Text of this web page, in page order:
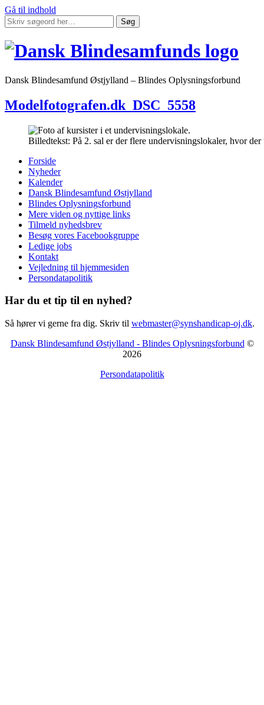
Gå til indhold
Søg
Dansk Blindesamfund Østjylland – Blindes Oplysningsforbund
Modelfotografen.dk_DSC_5558
Billedtekst: På 2. sal er der flere undervisningslokaler, hvor
Forside
Nyheder
Kalender
Dansk Blindesamfund Østjylland
Blindes Oplysningsforbund
Mere viden og nyttige links
Tilmeld nyhedsbrev
Besøg vores Facebookgruppe
Ledige jobs
Kontakt
Vejledning til hjemmesiden
Persondatapolitik
Har du et tip til en nyhed?
Så hører vi gerne fra dig. Skriv til webmaster@synshandicap-oj.dk.
Dansk Blindesamfund Østjylland - Blindes Oplysningsforbund ©
2026
Persondatapolitik